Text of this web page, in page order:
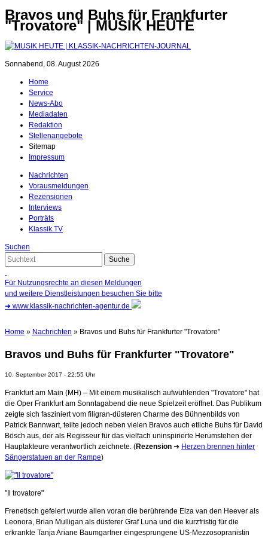
Bravos und Buhs für Frankfurter
"Trovatore" | MUSIK HEUTE
Sonnabend, 08. August 2026
Home
Service
News-Abo
Mediadaten
Redaktion
Stellenangebote
Sitemap
Impressum
Nachrichten
Vorausmeldungen
Rezensionen
Interviews
Porträts
Klassik.TV
Suchen
Für Nutzungsrechte an diesen Meldungen
und weitere Dienstleistungen besuchen Sie bitte
➜ www.klassik-nachrichten-agentur.de
Home » Nachrichten » Bravos und Buhs für Frankfurter "Trovatore"
Bravos und Buhs für Frankfurter "Trovatore"
10. September 2017 - 22:55 Uhr
Frankfurt am Main (MH) – Mit einem musikalisch aufwühlenden "Trovatore" hat
die Oper Frankfurt am Sonntagabend die neue Spielzeit eröffnet. Das Publikum
zeigte sich fasziniert vom filigran-düsteren Charme des Bühnenbilds von
Patrick Bannwart, teilte jedoch neben vielen Bravos auch etliche Buhs für David
Bösch aus, der als Regisseur für das vielfach uninspirierte Herumstehen der
Hauptakteure verantwortlich zeichnete. (Rezension ➜ Herzen brennen hinter
Sängerstatuen an der Rampe)
"Il trovatore"
Frenetisch gefeiert wurde allen voran die berührende Elza van den Heever als
Leonora, Brian Mulligan als düsterer Graf Luna und die kurzfristig für die
erkrankte Tanja Ariane Baumgartner eingesprungene US-Mezzosopranistin